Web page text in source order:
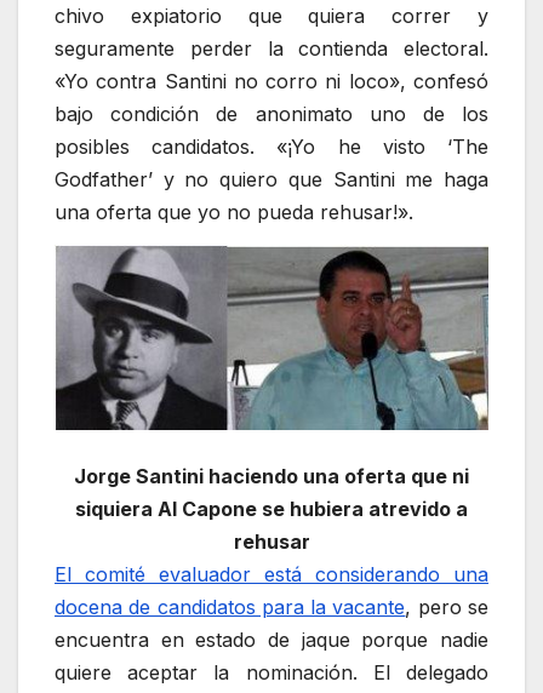
chivo expiatorio que quiera correr y
seguramente perder la contienda electoral.
«Yo contra Santini no corro ni loco», confesó
bajo condición de anonimato uno de los
posibles candidatos. «¡Yo he visto ‘The
Godfather’ y no quiero que Santini me haga
una oferta que yo no pueda rehusar!».
Jorge Santini haciendo una oferta que ni
siquiera Al Capone se hubiera atrevido a
rehusar
El comité evaluador está considerando una
docena de candidatos para la vacante, pero se
encuentra en estado de jaque porque nadie
quiere aceptar la nominación. El delegado